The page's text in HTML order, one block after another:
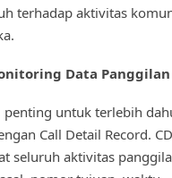
terhadap aktivitas
Data Panggilan
penting untuk terlebih
Call Detail Record.
seluruh aktivitas